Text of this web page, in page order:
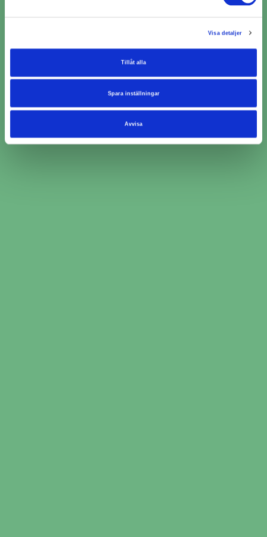
Visa detaljer
Tillåt alla
Spara inställningar
Avvisa
Boka kamremsbyte i tre
enkla steg